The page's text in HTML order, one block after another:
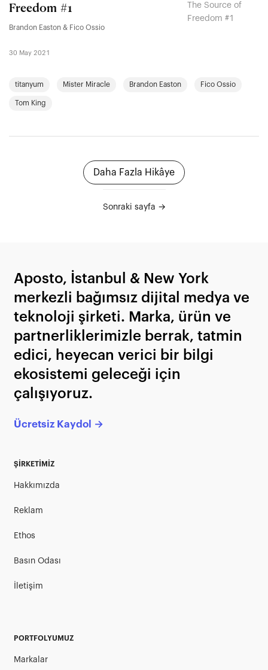
Freedom #1
Brandon Easton & Fico Ossio
30 May 2021
titanyum Mister Miracle Brandon Easton Fico Ossio
Tom King
Daha Fazla Hikâye
Sonraki sayfa →
Aposto, İstanbul & New York
merkezli bağımsız dijital medya ve
teknoloji şirketi. Marka, ürün ve
partnerliklerimizle berrak, tatmin
edici, heyecan verici bir bilgi
ekosistemi geleceği için
çalışıyoruz.
Ücretsiz Kaydol →
ŞİRKETİMİZ
Hakkımızda
Reklam
Ethos
Basın Odası
İletişim
PORTFOLYUMUZ
Markalar